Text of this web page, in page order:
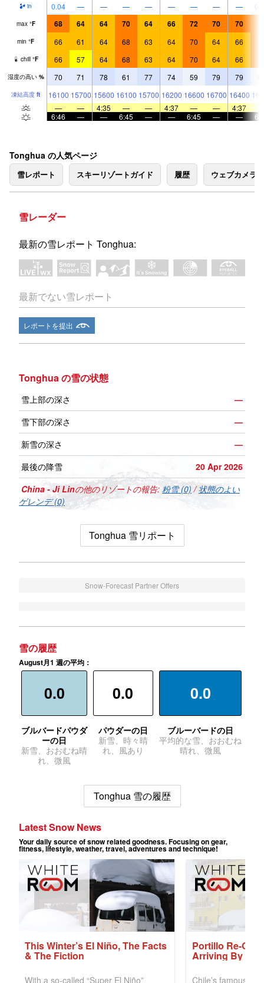
in 0.04 — — — — — — — —
max °F 68 64 64 70 64 66 72 70 70
min °F 66 61 64 68 63 64 70 64 66
chill °F 66 57 64 68 63 64 70 64 66
湿度の高い % 70 71 78 61 77 74 59 79 79
凍結高度 ft 16100 15700 15600 16100 15700 16200 16600 16700 16400
—
— 4:35 — — 4:37 — — 4:37
6:46
— — 6:45 — — 6:45 — —
Tonghua の人気ページ
雪レポート スキーリゾートガイド 履歴 ウェブカメラ
雪レーダー
最新の雪レポート Tonghua:
最新でない雪レポート
レポートを提出
Tonghua の雪の状態
雪上部の深さ
—
雪下部の深さ
—
新雪の深さ
—
最後の降雪
20 Apr 2026
China - Ji Linの他のリゾートの報告: 粉雪 (0) /状態のよい
ゲレンデ (0)
Tonghua 雪リポート
Snow-Forecast Partner Offers
雪の履歴
August月1 週の平均：
0.0
ブルバードパウダ
ーの日
新雪、おおむね晴
れ、微風
0.0
パウダーの日
新雪、時々晴
れ、風あり
0.0
ブルーバードの日
平均的な雪、おおむね
晴れ、微風
Tonghua 雪の履歴